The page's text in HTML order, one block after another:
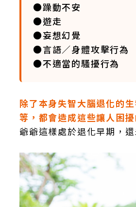
●躁動不安
●遊走
●妄想幻覺
●言語／身體攻擊行為
●不適當的騷擾行為
除了本身失智大腦退化的
等，都會造成這些讓人困
爺爺這樣處於退化早期，